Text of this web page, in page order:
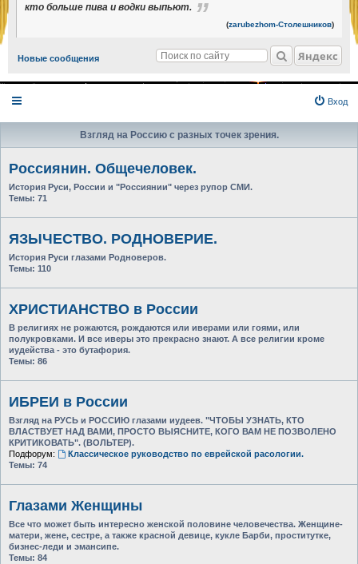
кто больше пива и водки выпьют.
(zarubezhom-Столешников)
Новые сообщения Яндекс
Вход
Взгляд на Россию с разных точек зрения.
Россиянин. Общечеловек.
История Руси, России и "Россиянии" через рупор СМИ.
Темы: 71
ЯЗЫЧЕСТВО. РОДНОВЕРИЕ.
История Руси глазами Родноверов.
Темы: 110
ХРИСТИАНСТВО в России
В религиях не рожаются, рождаются или иверами или гоями, или
полукровками. И все иверы это прекрасно знают. А все религии кроме
иудейства - это бутафория.
Темы: 86
ИБРЕИ в России
Взгляд на РУСЬ и РОССИЮ глазами иудеев. "ЧТОБЫ УЗНАТЬ, КТО
ВЛАСТВУЕТ НАД ВАМИ, ПРОСТО ВЫЯСНИТЕ, КОГО ВАМ НЕ ПОЗВОЛЕНО
КРИТИКОВАТЬ". (ВОЛЬТЕР).
Подфорум:
Классическое руководство по еврейской расологии.
Темы: 74
Глазами Женщины
Все что может быть интересно женской половине человечества. Женщине-
матери, жене, сестре, а также красной девице, кукле Барби, проститутке,
бизнес-леди и эмансипе.
Темы: 84